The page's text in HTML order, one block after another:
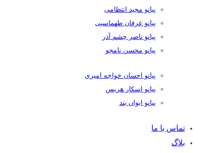
پیانو مجید انتظامی
پیانو عرفان طهماسبی
پیانو ناصر چشم آذر
پیانو محسن نامجو
پیانو احسان خواجه امیری
پیانو اسکار هریس
پیانو ایوان بند
تماس با ما
بلاگ